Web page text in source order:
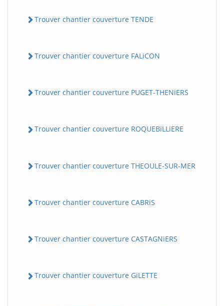
Trouver chantier couverture TENDE
Trouver chantier couverture FALiCON
Trouver chantier couverture PUGET-THENiERS
Trouver chantier couverture ROQUEBiLLiERE
Trouver chantier couverture THEOULE-SUR-MER
Trouver chantier couverture CABRiS
Trouver chantier couverture CASTAGNiERS
Trouver chantier couverture GiLETTE